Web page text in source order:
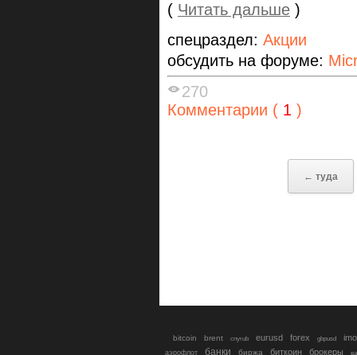
( Читать дальше )
спецраздел: Акции
обсудить на форуме:
270
Комментарии ( 1 )
← туда
bitcoin brent cnyrub eurusd forex gbpusd
аэрофлот банки биржа биткоин брокеры